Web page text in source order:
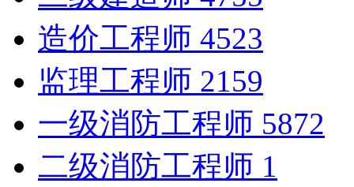
造价工程师 4523
监理工程师 2159
一级消防工程师 5872
二级消防工程师 1